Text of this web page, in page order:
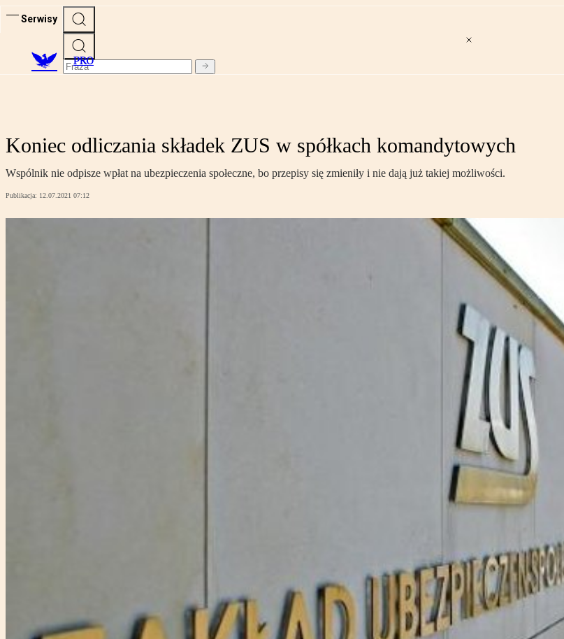
Serwisy
PRO
Koniec odliczania składek ZUS w spółkach komandytowych
Wspólnik nie odpisze wpłat na ubezpieczenia społeczne, bo przepisy się zmieniły i nie dają już takiej możliwości.
Publikacja: 12.07.2021 07:12